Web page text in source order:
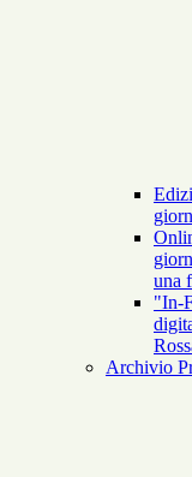
una
"In-
Archivio